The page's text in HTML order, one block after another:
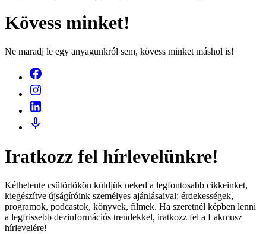
Kövess minket!
Ne maradj le egy anyagunkról sem, kövess minket máshol is!
Iratkozz fel hírlevelünkre!
Kéthetente csütörtökön küldjük neked a legfontosabb cikkeinket,
kiegészítve újságíróink személyes ajánlásaival: érdekességek,
programok, podcastok, könyvek, filmek. Ha szeretnél képben lenni
a legfrissebb dezinformációs trendekkel, iratkozz fel a Lakmusz
hírlevelére!